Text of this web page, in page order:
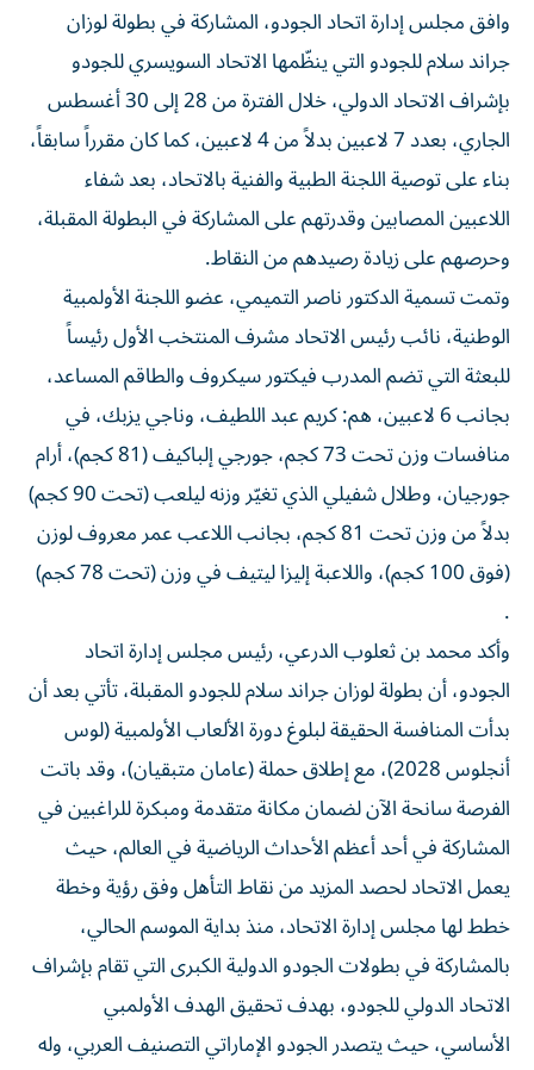
وافق مجلس إدارة اتحاد الجودو، المشاركة في بطولة لوزان
جراند سلام للجودو التي ينظّمها الاتحاد السويسري للجودو
بإشراف الاتحاد الدولي، خلال الفترة من 28 إلى 30 أغسطس
الجاري، بعدد 7 لاعبين بدلاً من 4 لاعبين، كما كان مقرراً سابقاً،
بناء على توصية اللجنة الطبية والفنية بالاتحاد، بعد شفاء
اللاعبين المصابين وقدرتهم على المشاركة في البطولة المقبلة،
وحرصهم على زيادة رصيدهم من النقاط.
وتمت تسمية الدكتور ناصر التميمي، عضو اللجنة الأولمبية
الوطنية، نائب رئيس الاتحاد مشرف المنتخب الأول رئيساً
للبعثة التي تضم المدرب فيكتور سيكروف والطاقم المساعد،
بجانب 6 لاعبين، هم: كريم عبد اللطيف، وناجي يزبك، في
منافسات وزن تحت 73 كجم، جورجي إلباكيف (81 كجم)، أرام
جورجيان، وطلال شفيلي الذي تغيّر وزنه ليلعب (تحت 90 كجم)
بدلاً من وزن تحت 81 كجم، بجانب اللاعب عمر معروف لوزن
(فوق 100 كجم)، واللاعبة إليزا ليتيف في وزن (تحت 78 كجم)
.
وأكد محمد بن ثعلوب الدرعي، رئيس مجلس إدارة اتحاد
الجودو، أن بطولة لوزان جراند سلام للجودو المقبلة، تأتي بعد أن
بدأت المنافسة الحقيقة لبلوغ دورة الألعاب الأولمبية (لوس
أنجلوس 2028)، مع إطلاق حملة (عامان متبقيان)، وقد باتت
الفرصة سانحة الآن لضمان مكانة متقدمة ومبكرة للراغبين في
المشاركة في أحد أعظم الأحداث الرياضية في العالم، حيث
يعمل الاتحاد لحصد المزيد من نقاط التأهل وفق رؤية وخطة
خطط لها مجلس إدارة الاتحاد، منذ بداية الموسم الحالي،
بالمشاركة في بطولات الجودو الدولية الكبرى التي تقام بإشراف
الاتحاد الدولي للجودو، بهدف تحقيق الهدف الأولمبي
الأساسي، حيث يتصدر الجودو الإماراتي التصنيف العربي، وله